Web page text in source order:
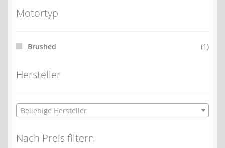
Motortyp
Brushed (1)
Hersteller
Beliebige Hersteller
Nach Preis filtern